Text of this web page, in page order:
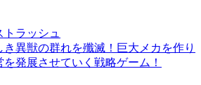
ラッシュ
異獣の群れを殲滅！巨大メカを作り
発展させていく戦略ゲーム！